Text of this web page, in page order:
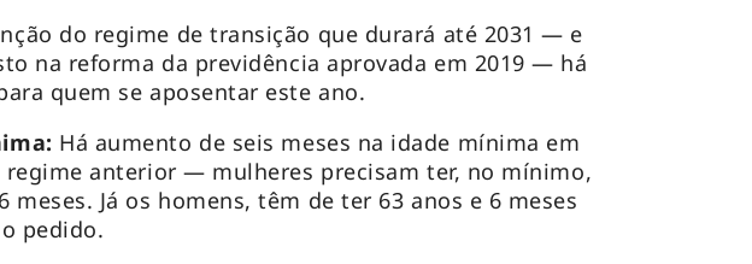
do regime de transição que durará até 2031 — e
na reforma da previdência aprovada em 2019 — há
quem se aposentar este ano.
Há aumento de seis meses na idade mínima em
regime anterior — mulheres precisam ter, no mínimo,
meses. Já os homens, têm de ter 63 anos e 6 meses
pedido.